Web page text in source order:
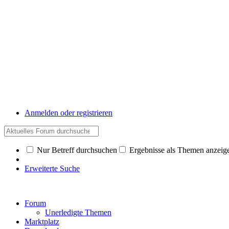
Anmelden oder registrieren
Nur Betreff durchsuchen Ergebnisse als Themen
Erweiterte Suche
Forum
Unerledigte Themen
Marktplatz